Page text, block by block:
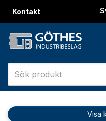
Kontakt
Visa